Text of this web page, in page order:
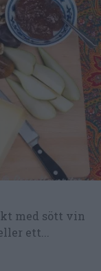
med sött vin
ett...